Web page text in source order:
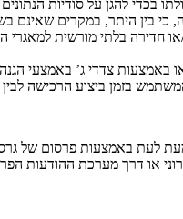
בכדי להגן על סודיות
כי בין היתר, במקרים שאינם
או חדירה בלתי מורשית
צדדי ג’ באמצעי
בזמן ביצוע הרכישה
מעת לעת באמצעות פרסום של
או דרך מערכת ההודעות